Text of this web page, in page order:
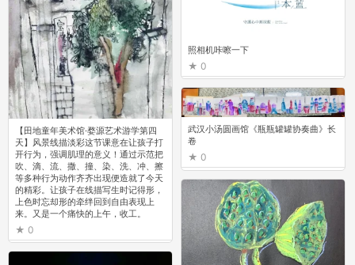
武汉小汤圆画馆《瓶瓶罐罐协奏曲》长
卷
0
照相机咔嚓一下
0
【田地童年美术馆·婺源艺术游学第四
天】风景线描淡彩这节课意在让孩子打
开行为，强调肌理的意义！通过示范把
吹、滴、流、撒、撞、染、洗、冲、擦
等多种行为动作齐齐出现便造就了今天
的精彩。让孩子在线描写生时记得形，
上色时忘却形的牵绊回到自由表现上
来。又是一个痛快的上午，收工。
0